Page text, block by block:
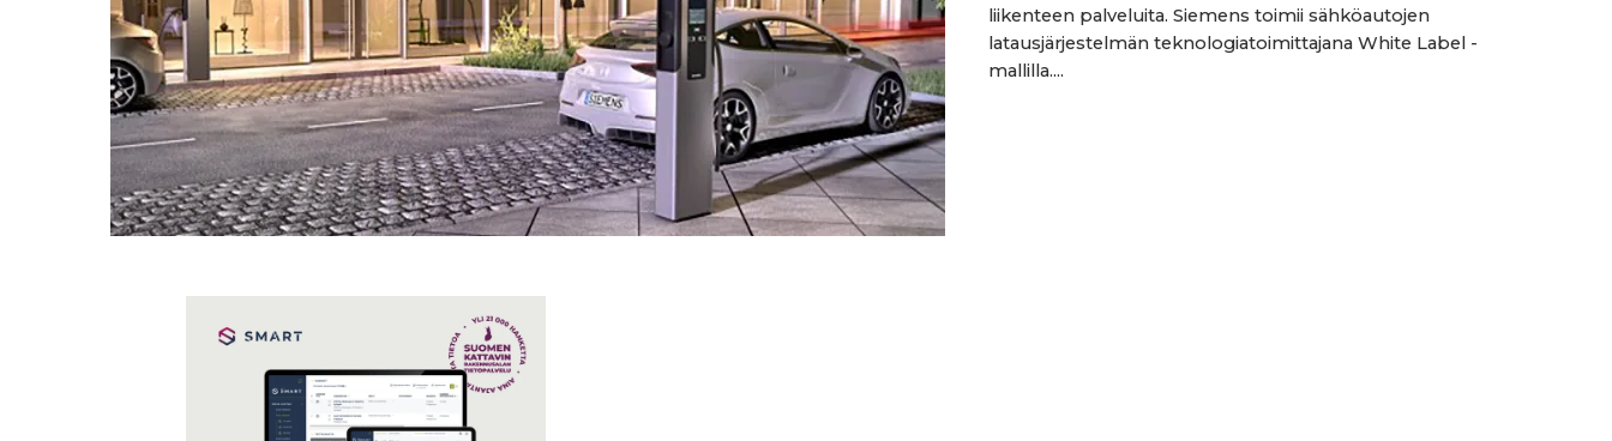
liikenteen palveluita. Siemens toimii sähköautojen
latausjärjestelmän teknologiatoimittajana White Label -
mallilla....